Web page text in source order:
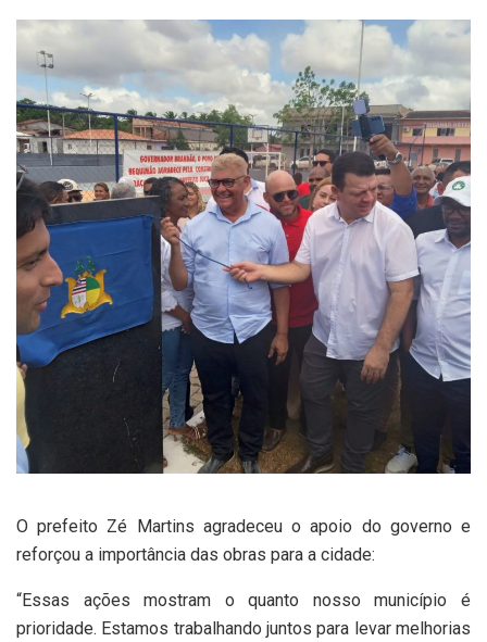
O prefeito Zé Martins agradeceu o apoio do governo e
reforçou a importância das obras para a cidade:
“Essas ações mostram o quanto nosso município é
prioridade. Estamos trabalhando juntos para levar melhorias